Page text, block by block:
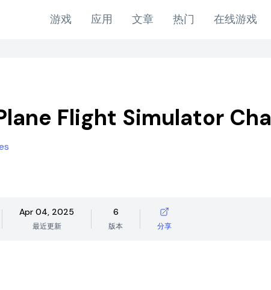
游戏 应用 文章 热门 在线游戏
Flight Simulator Cha
Apr 04, 2025
最近更新
6
版本 分享